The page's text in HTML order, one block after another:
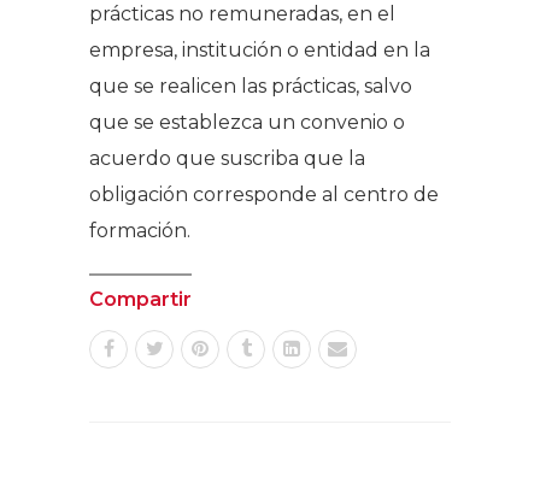
prácticas no remuneradas, en el
empresa, institución o entidad en la
que se realicen las prácticas, salvo
que se establezca un convenio o
acuerdo que suscriba que la
obligación corresponde al centro de
formación.
Compartir